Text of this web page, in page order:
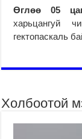
Өглөө 05
харьцангуй
гектопаскаль
Холбоотой